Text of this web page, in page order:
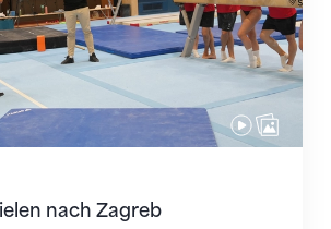
nach Zagreb